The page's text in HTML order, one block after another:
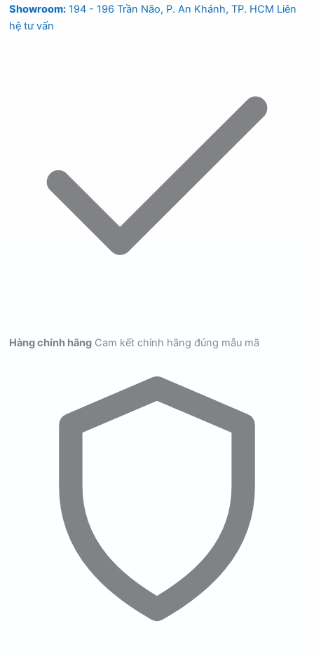
Showroom: 194 - 196 Trần Não, P. An Khánh, TP. HCM Liên
hệ tư vấn
Hàng chính hãng Cam kết chính hãng đúng mẫu mã